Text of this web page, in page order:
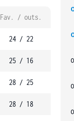
Fav. / outs.
24 / 22
25 / 16
28 / 25
28 / 18